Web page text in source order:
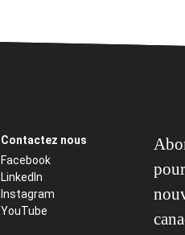
Contactez nous
Facebook
LinkedIn
Instagram
YouTube